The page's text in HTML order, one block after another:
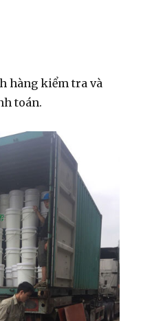
hàng kiểm tra và
toán.